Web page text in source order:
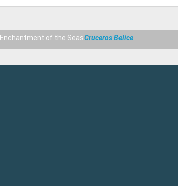
Enchantment of the SeasCruceros Belice